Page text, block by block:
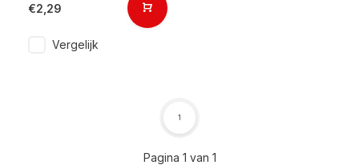
€2,29
Vergelijk
Pagina 1 van 1
1